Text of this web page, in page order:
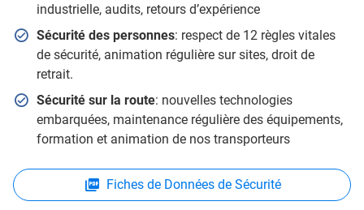
industrielle, audits, retours d’expérience
Sécurité des personnes: respect de 12 règles vitales
de sécurité, animation régulière sur sites, droit de
retrait.
Sécurité sur la route: nouvelles technologies
embarquées, maintenance régulière des équipements,
formation et animation de nos transporteurs
Fiches de Données de Sécurité